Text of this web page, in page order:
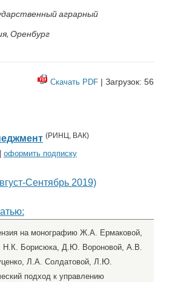
аграрный
Оренбург
Скачать PDF | Загрузок: 56
(РИНЦ, ВАК)
оформить подписку
Сентябрь 2019)
на монографию Ж.А. Ермаковой,
Н.К. Борисюка, Д.Ю. Вороновой, А.В.
Л.А. Солдатовой, Л.Ю.
подход к управлению